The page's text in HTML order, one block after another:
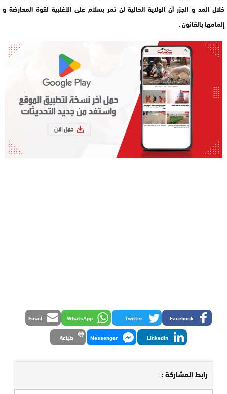
خلال المد و الجزر أن الولاية الحالية لن تمر بسلام على الأغلبية لقوة المعارضة و
إلمامها بالقانون .
Facebook
Twitter
WhatsApp
Email
LinkedIn
Messenger طباعة
رابط المشاركة :